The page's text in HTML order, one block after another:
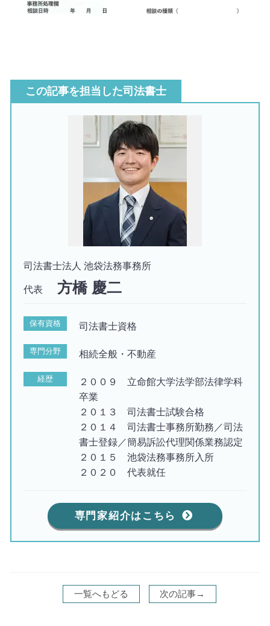
この記事を担当した司法書士
司法書士法人 池袋法務事務所
代表 方橋 慶二
保有資格 司法書士資格
専門分野 相続全般・不動産
経歴
２００９ 立命館大学法学部法律学科
卒業
２０１３ 司法書士試験合格
２０１４ 司法書士事務所勤務／司法
書士登録／簡易訴訟代理関係業務認定
２０１５ 池袋法務事務所入所
２０２０ 代表就任
専門家紹介はこちら
一覧へもどる 次の記事→